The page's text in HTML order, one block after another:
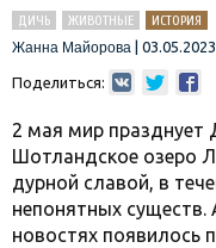
ДИЧЬ ЖИВОТНЫЕ
ИСТОРИЯ
Жанна Майорова | 03.05.2023
Поделиться:
2 мая мир празднует
Шотландское озеро
дурной славой, в
непонятных
новостях появилось